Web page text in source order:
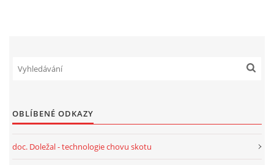
OBLÍBENÉ ODKAZY
doc. Doležal - technologie chovu skotu